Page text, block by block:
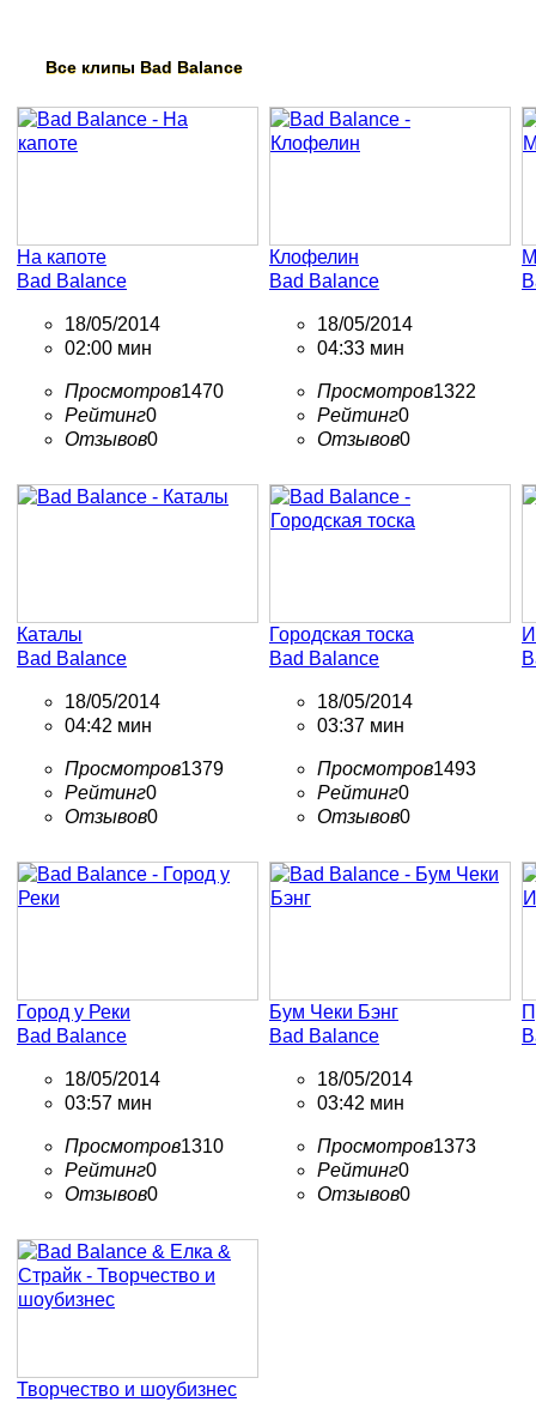
Все клипы Bad Balance
На капоте
Bad Balance
18/05/2014
02:00 мин
Просмотров1470
Рейтинг0
Отзывов0
Клофелин
Bad Balance
18/05/2014
04:33 мин
Просмотров1322
Рейтинг0
Отзывов0
Каталы
Bad Balance
18/05/2014
04:42 мин
Просмотров1379
Рейтинг0
Отзывов0
Городская тоска
Bad Balance
18/05/2014
03:37 мин
Просмотров1493
Рейтинг0
Отзывов0
Город у Реки
Bad Balance
18/05/2014
03:57 мин
Просмотров1310
Рейтинг0
Отзывов0
Бум Чеки Бэнг
Bad Balance
18/05/2014
03:42 мин
Просмотров1373
Рейтинг0
Отзывов0
Творчество и шоубизнес